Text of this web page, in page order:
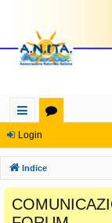
oll
eg
a
m
u
m
Login
Indice